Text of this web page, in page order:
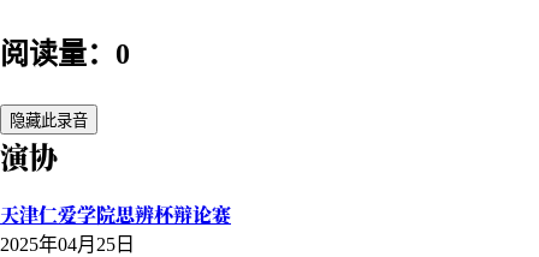
阅读量：0
隐藏此录音
演协
天津仁爱学院思辨杯辩论赛
2025年04月25日